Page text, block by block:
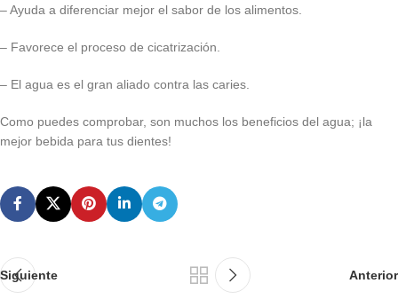
– Ayuda a diferenciar mejor el sabor de los alimentos.
– Favorece el proceso de cicatrización.
– El agua es el gran aliado contra las caries.
Como puedes comprobar, son muchos los beneficios del agua; ¡la
mejor bebida para tus dientes!
Siguiente Anterior